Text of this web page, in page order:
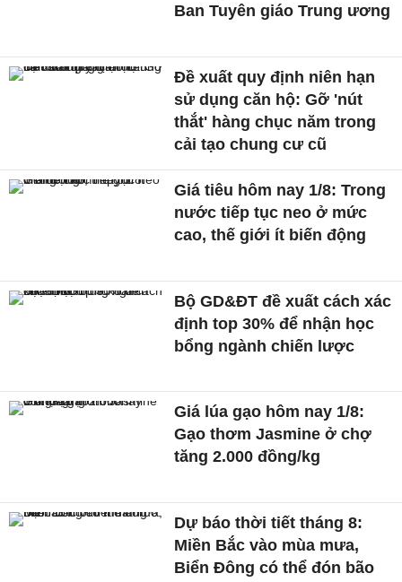
Ban Tuyên giáo Trung ương
Đề xuất quy định niên hạn
sử dụng căn hộ: Gỡ 'nút
thắt' hàng chục năm trong
cải tạo chung cư cũ
Giá tiêu hôm nay 1/8: Trong
nước tiếp tục neo ở mức
cao, thế giới ít biến động
Bộ GD&ĐT đề xuất cách xác
định top 30% để nhận học
bổng ngành chiến lược
Giá lúa gạo hôm nay 1/8:
Gạo thơm Jasmine ở chợ
tăng 2.000 đồng/kg
Dự báo thời tiết tháng 8:
Miền Bắc vào mùa mưa,
Biển Đông có thể đón bão